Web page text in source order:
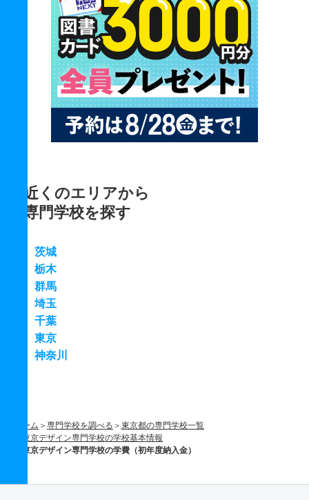
近くのエリアから
専門学校を探す
茨城
栃木
群馬
埼玉
千葉
東京
神奈川
ホーム 専門学校を調べる
東京都の専門学校一覧
東京デザイン専門学校の学校基本情報
東京デザイン専門学校の学費（初年度納入金）